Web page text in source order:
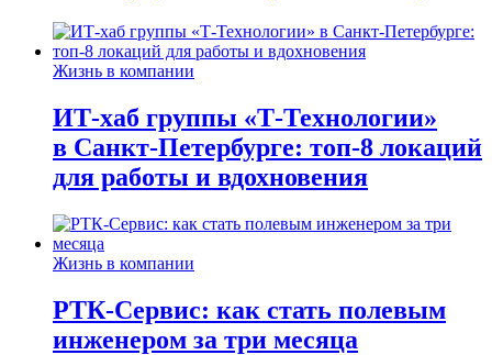
Жизнь в компании
ИТ-хаб группы «Т-Технологии»
в Санкт-Петербурге: топ-8 локаций
для работы и вдохновения
Жизнь в компании
РТК-Сервис: как стать полевым
инженером за три месяца